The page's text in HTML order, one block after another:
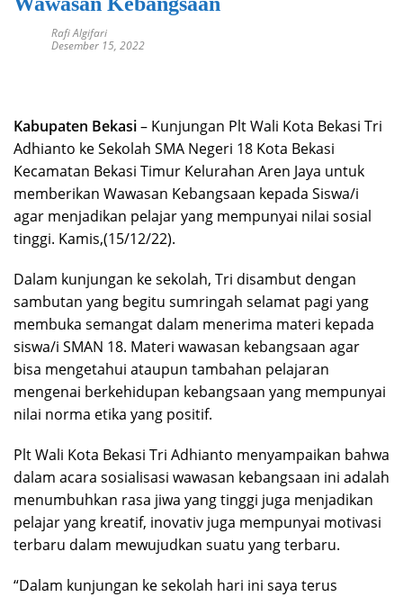
Rafi Algifari
Desember 15, 2022
Kabupaten Bekasi– Kunjungan Plt Wali Kota Bekasi Tri
Adhianto ke Sekolah SMA Negeri 18 Kota Bekasi
Kecamatan Bekasi Timur Kelurahan Aren Jaya untuk
memberikan Wawasan Kebangsaan kepada Siswa/i
agar menjadikan pelajar yang mempunyai nilai sosial
tinggi. Kamis,(15/12/22).
Dalam kunjungan ke sekolah, Tri disambut dengan
sambutan yang begitu sumringah selamat pagi yang
membuka semangat dalam menerima materi kepada
siswa/i SMAN 18. Materi wawasan kebangsaan agar
bisa mengetahui ataupun tambahan pelajaran
mengenai berkehidupan kebangsaan yang mempunyai
nilai norma etika yang positif.
Plt Wali Kota Bekasi Tri Adhianto menyampaikan bahwa
dalam acara sosialisasi wawasan kebangsaan ini adalah
menumbuhkan rasa jiwa yang tinggi juga menjadikan
pelajar yang kreatif, inovativ juga mempunyai motivasi
terbaru dalam mewujudkan suatu yang terbaru.
“Dalam kunjungan ke sekolah hari ini saya terus